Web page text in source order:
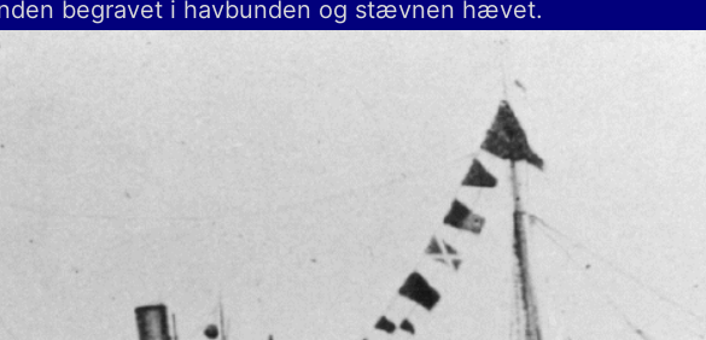
begravet i havbunden og stævnen hævet.